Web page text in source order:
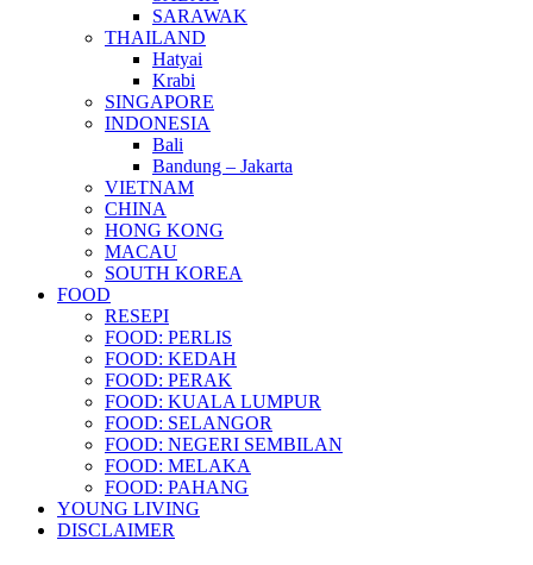
SARAWAK
THAILAND
Hatyai
Krabi
SINGAPORE
INDONESIA
Bali
Bandung – Jakarta
VIETNAM
CHINA
HONG KONG
MACAU
SOUTH KOREA
FOOD
RESEPI
FOOD: PERLIS
FOOD: KEDAH
FOOD: PERAK
FOOD: KUALA LUMPUR
FOOD: SELANGOR
FOOD: NEGERI SEMBILAN
FOOD: MELAKA
FOOD: PAHANG
YOUNG LIVING
DISCLAIMER